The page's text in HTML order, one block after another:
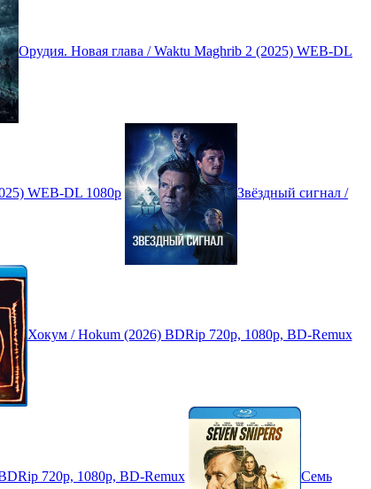
Орудия. Новая глава / Waktu Maghrib 2 (2025) WEB-DL
WEB-DL 1080p Звёздный сигнал /
Хокум / Hokum (2026) BDRip 720p, 1080p, BD-Remux
720p, 1080p, BD-Remux Семь